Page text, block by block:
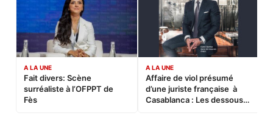
A LA UNE
Fait divers: Scène
surréaliste à l’OFPPT de
Fès
A LA UNE
Affaire de viol présumé
d’une juriste française à
Casablanca : Les dessous